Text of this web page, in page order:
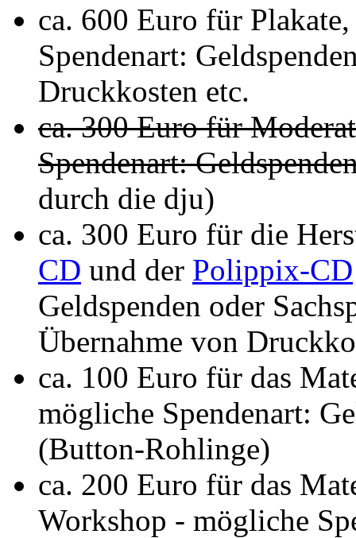
ca. 600 Euro für
Spendenart:
Druckkosten etc.
ca. 300 Euro für
Spendenart:
durch die dju)
ca. 300 Euro für die
CD und der Polippix-CD
Geldspenden oder
Übernahme von
ca. 100 Euro für das
mögliche Spendenart:
(Button-Rohlinge)
ca. 200 Euro für das
Workshop - mögliche